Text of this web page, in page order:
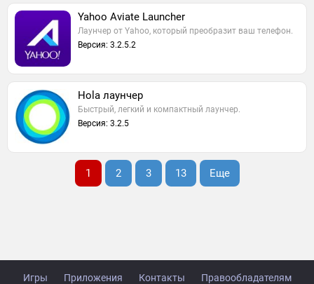
Yahoo Aviate Launcher
Лаунчер от Yahoo, который преобразит ваш телефон.
Версия: 3.2.5.2
Hola лаунчер
Быстрый, легкий и компактный лаунчер.
Версия: 3.2.5
1 2 3 13 Еще
Игры Приложения Контакты
Правообладателям